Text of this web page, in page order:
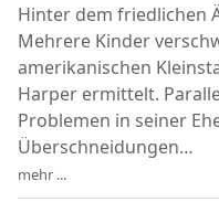
Hinter dem friedlichen
Mehrere Kinder
amerikanischen
Harper ermittelt.
Problemen in seiner
Überschneidungen…
mehr ...